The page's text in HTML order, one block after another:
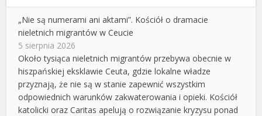
„Nie są numerami ani aktami”. Kościół o dramacie
nieletnich migrantów w Ceucie
5 sierpnia 2026
Około tysiąca nieletnich migrantów przebywa obecnie w
hiszpańskiej eksklawie Ceuta, gdzie lokalne władze
przyznają, że nie są w stanie zapewnić wszystkim
odpowiednich warunków zakwaterowania i opieki. Kościół
katolicki oraz Caritas apelują o rozwiązanie kryzysu ponad